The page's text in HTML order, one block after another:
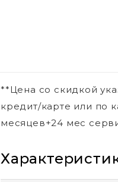
**Цена со скидкой
кредит/карте или по
месяцев+24 мес